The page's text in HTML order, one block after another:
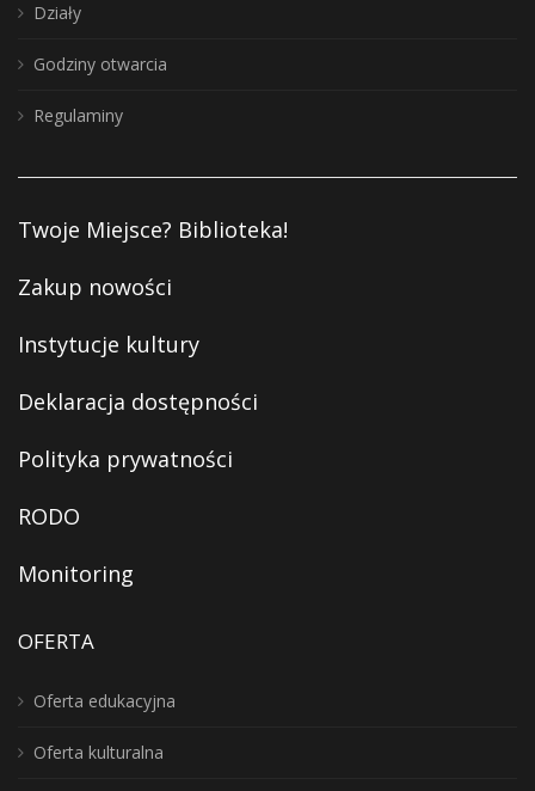
Działy
Godziny otwarcia
Regulaminy
Twoje Miejsce? Biblioteka!
Zakup nowości
Instytucje kultury
Deklaracja dostępności
Polityka prywatności
RODO
Monitoring
OFERTA
Oferta edukacyjna
Oferta kulturalna